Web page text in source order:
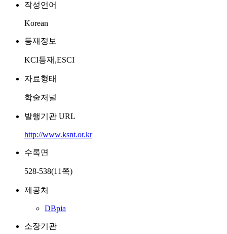
작성언어
Korean
등재정보
KCI등재,ESCI
자료형태
학술저널
발행기관 URL
http://www.ksnt.or.kr
수록면
528-538(11쪽)
제공처
DBpia
소장기관